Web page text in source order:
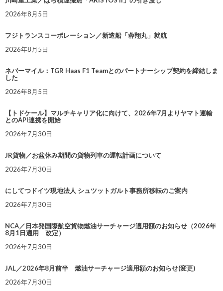
2026年8月5日
フジトランスコーポレーション／新造船「蓉翔丸」就航
2026年8月5日
ネバーマイル：TGR Haas F1 Teamとのパートナーシップ契約を締結しま
した
2026年8月5日
【トドケール】マルチキャリア化に向けて、2026年7月よりヤマト運輸
とのAPI連携を開始
2026年7月30日
JR貨物／お盆休み期間の貨物列車の運転計画について
2026年7月30日
にしてつドイツ現地法人 シュツットガルト事務所移転のご案内
2026年7月30日
NCA／日本発国際航空貨物燃油サーチャージ適用額のお知らせ（2026年
8月1日適用 改定）
2026年7月30日
JAL／2026年8月前半 燃油サーチャージ適用額のお知らせ(変更)
2026年7月30日